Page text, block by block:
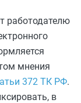
работодателю
мнения
372 ТК РФ.
в